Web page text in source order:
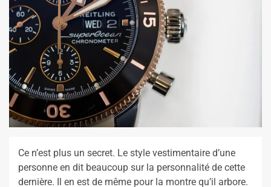
Ce n’est plus un secret. Le style vestimentaire d’une
personne en dit beaucoup sur la personnalité de cette
dernière. Il en est de même pour la montre qu’il arbore.